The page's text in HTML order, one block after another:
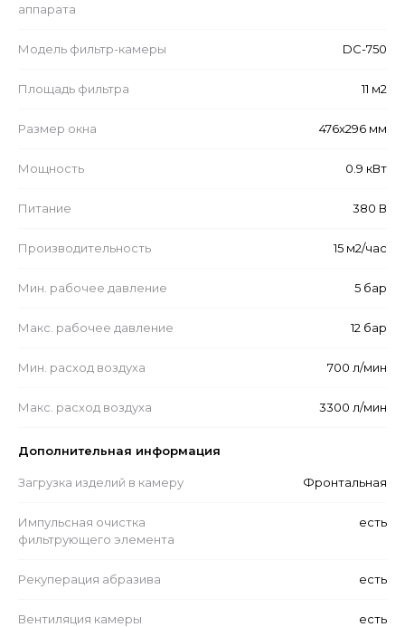
аппарата
Модель фильтр-камеры DC-750
Площадь фильтра 11 м2
Размер окна 476x296 мм
Мощность 0.9 кВт
Питание 380 В
Производительность 15 м2/час
Мин. рабочее давление 5 бар
Макс. рабочее давление 12 бар
Мин. расход воздуха 700 л/мин
Макс. расход воздуха 3300 л/мин
Дополнительная информация
Загрузка изделий в камеру Фронтальная
Импульсная очистка
фильтрующего элемента
есть
Рекуперация абразива есть
Вентиляция камеры есть